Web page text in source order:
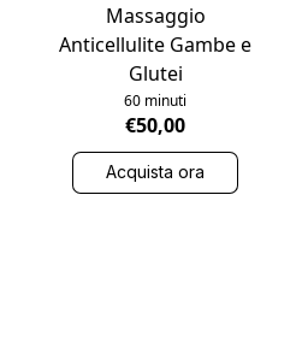
Massaggio
Anticellulite Gambe e
Glutei
60 minuti
€50,00
Acquista ora